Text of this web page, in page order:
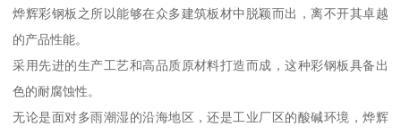
烨辉彩钢板之所以能够在众多建筑板材中脱颖而出，离不开其卓越
的产品性能。
采用先进的生产工艺和高品质原材料打造而成，这种彩钢板具备出
色的耐腐蚀性。
无论是面对多雨潮湿的沿海地区，还是工业厂区的酸碱环境，烨辉